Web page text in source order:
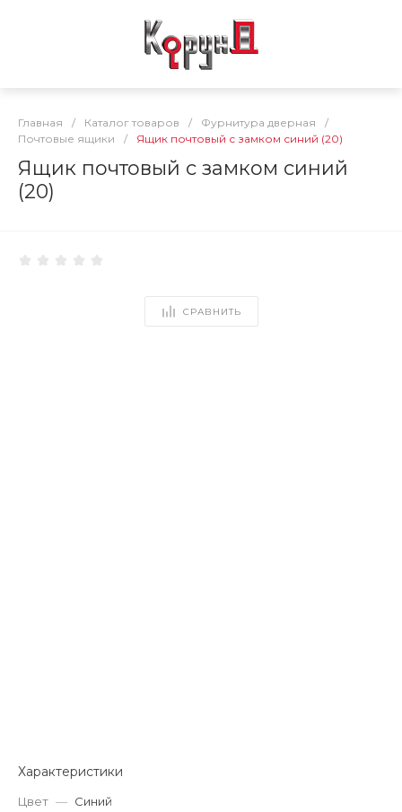
Главная / Каталог товаров / Фурнитура дверная
/
Почтовые ящики
/ Ящик почтовый с замком синий (20)
Ящик почтовый с замком синий
(20)
СРАВНИТЬ
Характеристики
Цвет — Синий